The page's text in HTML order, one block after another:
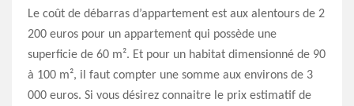
Le coût de débarras d’appartement est aux alentours de 2
200 euros pour un appartement qui possède une
superficie de 60 m². Et pour un habitat dimensionné de 90
à 100 m², il faut compter une somme aux environs de 3
000 euros. Si vous désirez connaitre le prix estimatif de